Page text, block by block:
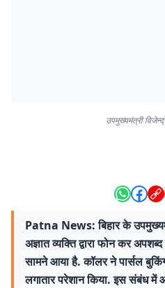
उपमुख्यमंत्री
Patna News: बिहार के
अज्ञात व्यक्ति द्वारा फोन कर
सामने आया है. कॉलर ने पार्सल
लगातार परेशान किया. इस संबंध